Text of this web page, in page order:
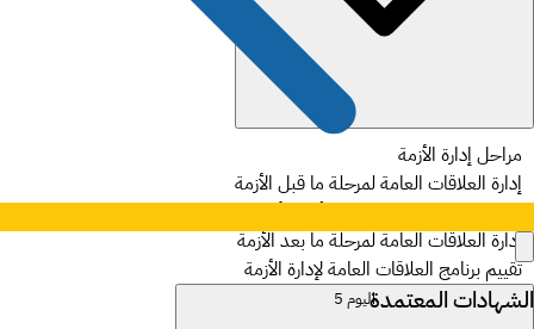
الشهادات المعتمدة
مراحل إدارة الأزمة
إدارة العلاقات العامة لمرحلة ما قبل الأزمة
إدارة العلاقات العامة لمرحلة أثناء الأزمة
إدارة العلاقات العامة لمرحلة ما بعد الأزمة
تقييم برنامج العلاقات العامة لإدارة الأزمة
اليوم 5